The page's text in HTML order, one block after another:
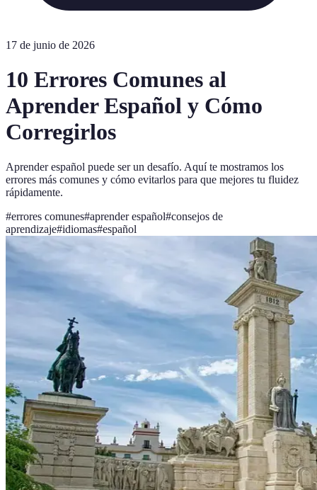
17 de junio de 2026
10 Errores Comunes al
Aprender Español y Cómo
Corregirlos
Aprender español puede ser un desafío. Aquí te mostramos los
errores más comunes y cómo evitarlos para que mejores tu fluidez
rápidamente.
#errores comunes#aprender español#consejos de
aprendizaje#idiomas#español